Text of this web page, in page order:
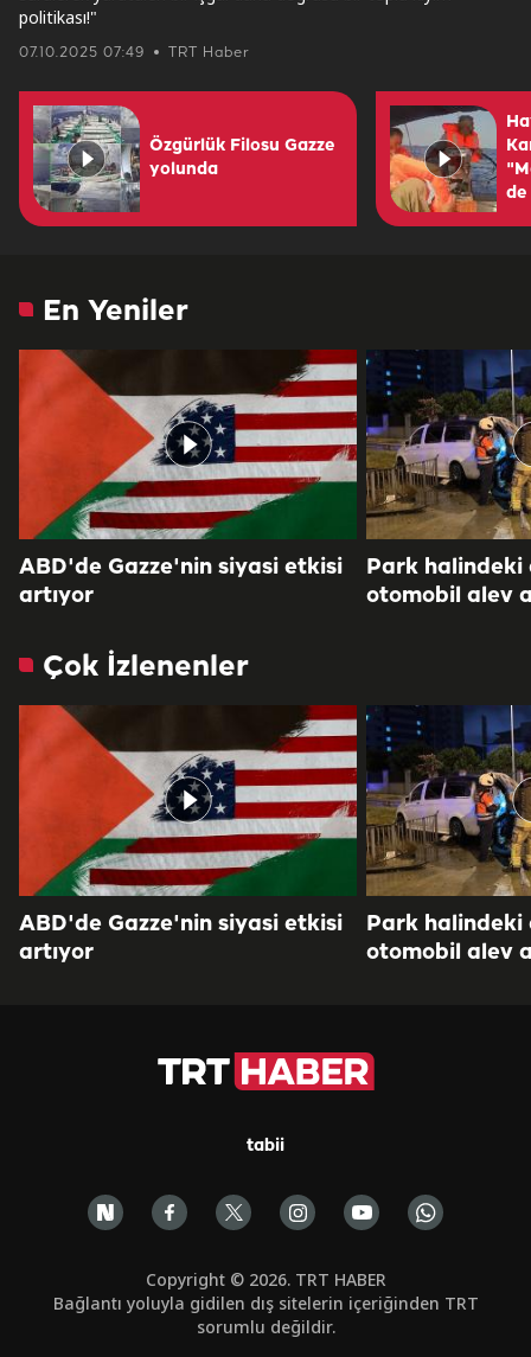
07.10.2025 07:49 TRT Haber
politikası!"
Özgürlük Filosu Gazze
yolunda
de
En Yeniler
ABD'de Gazze'nin siyasi etkisi
artıyor
Park halindeki
otomobil alev
Çok İzlenenler
ABD'de Gazze'nin siyasi etkisi
artıyor
Park halindeki
otomobil alev
tabii
Copyright © 2026. TRT HABER
Bağlantı yoluyla gidilen dış sitelerin içeriğinden TRT
sorumlu değildir.